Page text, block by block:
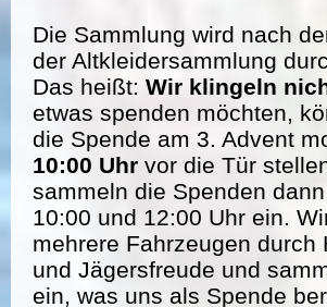
Die Sammlung wird nach
der Altkleidersammlung
Das heißt: Wir klingeln
etwas spenden möchten,
die Spende am 3. Advent
10:00 Uhr vor die Tür
sammeln die Spenden
10:00 und 12:00 Uhr ein.
mehrere Fahrzeugen durch
und Jägersfreude und
ein, was uns als Spende